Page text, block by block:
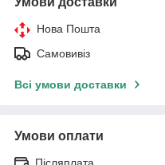
Нова Пошта
Самовивіз
Всі умови доставки
Умови оплати
Післяплата